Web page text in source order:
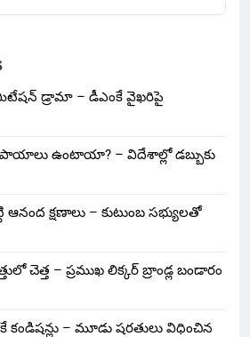
డ్రామా – డీఎంకే వైఖరిపై
ఉంటాయా? – విదేశాల్లో డబ్బుకు
క్షణాలు – కుటుంబ సభ్యులతో
చెత్త – ప్రముఖ లిక్కర్ బ్రాండ్ల బండారం
కండిషన్లు – మూడు షరతులు విధించిన